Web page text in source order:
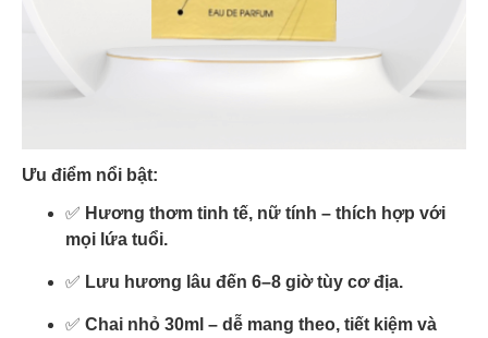
Ưu điểm nổi bật:
✅ Hương thơm tinh tế, nữ tính – thích hợp với
mọi lứa tuổi.
✅ Lưu hương lâu đến 6–8 giờ tùy cơ địa.
✅ Chai nhỏ 30ml – dễ mang theo, tiết kiệm và